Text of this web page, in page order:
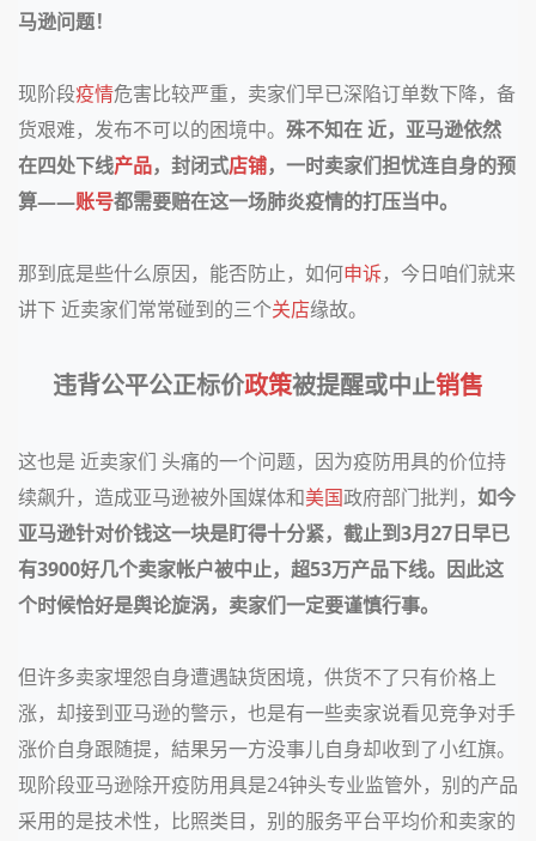
马逊问题！
现阶段疫情危害比较严重，卖家们早已深陷订单数下降，备
货艰难，发布不可以的困境中。 殊不知在 近，亚马逊依然
在四处下线产品，封闭式店铺，一时卖家们担忧连自身的预
算——账号都需要赔在这一场肺炎疫情的打压当中。
那到底是些什么原因，能否防止，如何申诉，今日咱们就来
讲下 近卖家们常常碰到的三个关店缘故。
违背公平公正标价政策被提醒或中止销售
这也是 近卖家们 头痛的一个问题，因为疫防用具的价位持
续飙升，造成亚马逊被外国媒体和美国政府部门批判， 如今
亚马逊针对价钱这一块是盯得十分紧，截止到3月27日早已
有3900好几个卖家帐户被中止，超53万产品下线。因此这
个时候恰好是舆论旋涡，卖家们一定要谨慎行事。
但许多卖家埋怨自身遭遇缺货困境，供货不了只有价格上
涨，却接到亚马逊的警示，也是有一些卖家说看见竞争对手
涨价自身跟随提，結果另一方没事儿自身却收到了小红旗。
现阶段亚马逊除开疫防用具是24钟头专业监管外，别的产品
采用的是技术性，比照类目，别的服务平台平均价和卖家的